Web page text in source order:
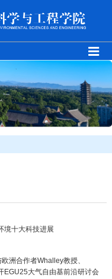
境十大科技进展
洲合作者Whalley教授、
EGU25大气自由基前沿研讨会